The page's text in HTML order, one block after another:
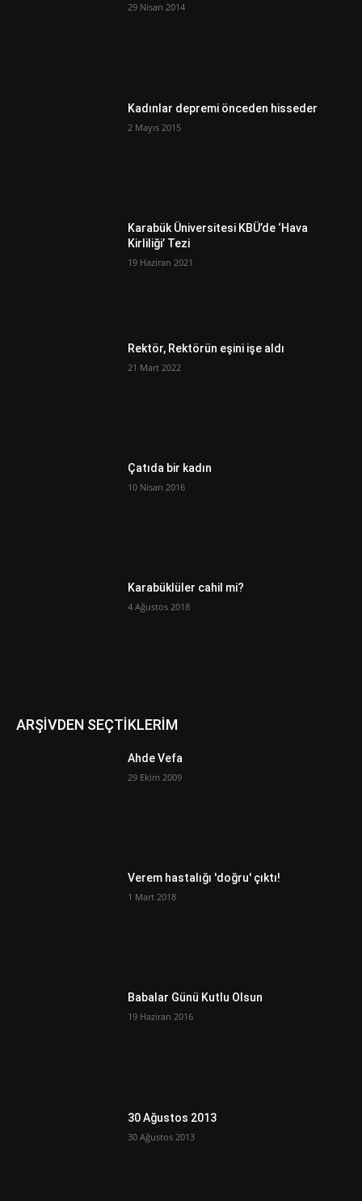
29 Nisan 2014
Kadınlar depremi önceden hisseder
2 Mayıs 2015
Karabük Üniversitesi KBÜ’de ‘Hava
Kirliliği’ Tezi
19 Haziran 2021
Rektör, Rektörün eşini işe aldı
21 Mart 2022
Çatıda bir kadın
10 Nisan 2016
Karabüklüler cahil mi?
4 Ağustos 2018
ARŞİVDEN SEÇTİKLERİM
Ahde Vefa
29 Ekim 2009
Verem hastalığı 'doğru' çıktı!
1 Mart 2018
Babalar Günü Kutlu Olsun
19 Haziran 2016
30 Ağustos 2013
30 Ağustos 2013